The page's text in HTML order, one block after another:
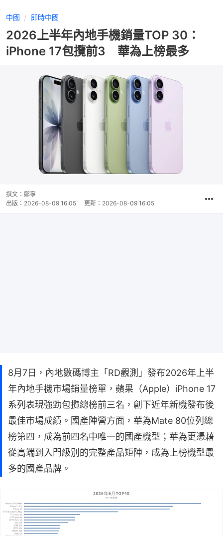
中國 即時中國
2026上半年內地手機銷量TOP 30：
iPhone 17包攬前3 華為上榜最多
撰文： 鄭寧
出版： 2026-08-09 16:05 更新： 2026-08-09 16:05
8月7日，內地數碼博主「RD觀測」發布2026年上半
年內地手機市場銷量榜單，蘋果（Apple）iPhone 17
系列表現強勁包攬總榜前三名，創下近年新機發布後
最佳市場成績。國產陣營方面，華為Mate 80位列總
榜第四，成為前四名中唯一的國產機型；華為更憑藉
從高端到入門級別的完整產品矩陣，成為上榜機型最
多的國產品牌。